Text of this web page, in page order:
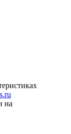
на